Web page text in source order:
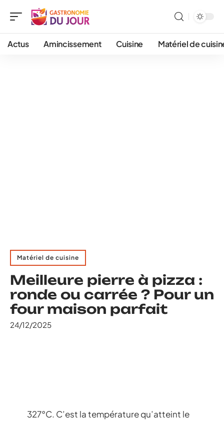
Actus Amincissement Cuisine Matériel de
Matériel de cuisine
Meilleure pierre à pizza :
ronde ou carrée ? Pour un
four maison parfait
24/12/2025
327°C. C’est la température qu’atteint le